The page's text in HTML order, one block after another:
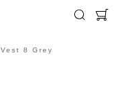
Vest 8 Grey